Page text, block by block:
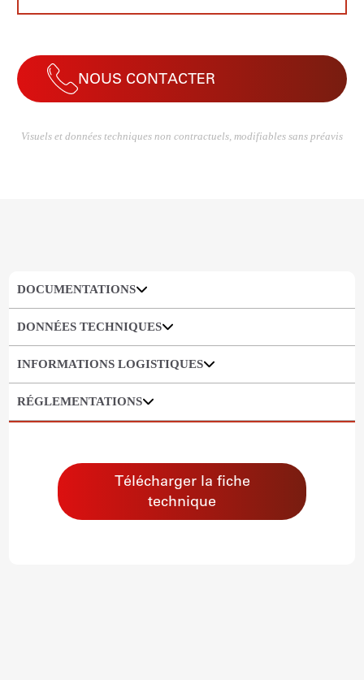
NOUS CONTACTER
Visuels et données techniques non contractuels, modifiables sans préavis
DOCUMENTATIONS
DONNÉES TECHNIQUES
INFORMATIONS LOGISTIQUES
RÉGLEMENTATIONS
Télécharger la fiche
technique